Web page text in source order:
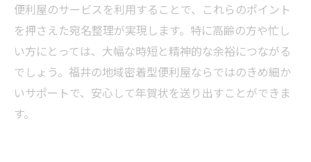
便利屋のサービスを利用することで、これらのポイント
を押さえた宛名整理が実現します。特に高齢の方や忙し
い方にとっては、大幅な時短と精神的な余裕につながる
でしょう。福井の地域密着型便利屋ならではのきめ細か
いサポートで、安心して年賀状を送り出すことができま
す。